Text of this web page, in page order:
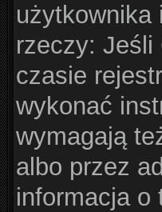
użytkownika
rzeczy: Jeśli
czasie
wykonać
wymagają
albo przez
informacja o